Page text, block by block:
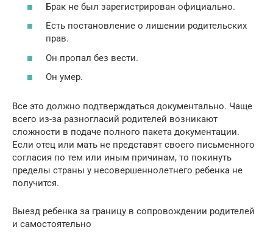
Брак не был зарегистрирован официально.
Есть постановление о лишении родительских
прав.
Он пропал без вести.
Он умер.
Все это должно подтверждаться документально. Чаще
всего из-за разногласий родителей возникают
сложности в подаче полного пакета документации.
Если отец или мать не представят своего письменного
согласия по тем или иным причинам, то покинуть
пределы страны у несовершеннолетнего ребенка не
получится.
Выезд ребенка за границу в сопровождении родителей
и самостоятельно